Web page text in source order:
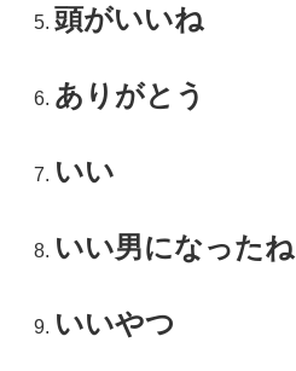
頭がいいね
ありがとう
いい
いい男になったね
いいやつ